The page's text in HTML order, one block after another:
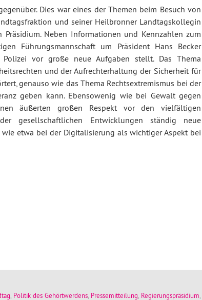
Dies war eines der Themen beim Besuch von
und seiner Heilbronner Landtagskollegin
Neben Informationen und Kennzahlen zum
Führungsmannschaft um Präsident Hans Becker
vor große neue Aufgaben stellt. Das Thema
und der Aufrechterhaltung der Sicherheit für
genauso wie das Thema Rechtsextremismus bei der
geben kann. Ebensowenig wie bei Gewalt gegen
äußerten großen Respekt vor den vielfältigen
gesellschaftlichen Entwicklungen ständig neue
etwa bei der Digitalisierung als wichtiger Aspekt bei
Politik des Gehörtwerdens Pressemitteilung Regierungspräsidium